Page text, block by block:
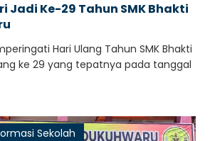
Jadi Ke-29 Tahun SMK Bhakti
Hari Ulang Tahun SMK Bhakti
ke 29 yang tepatnya pada tanggal
Sekolah